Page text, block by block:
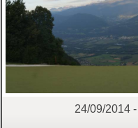
24/09/2014 -